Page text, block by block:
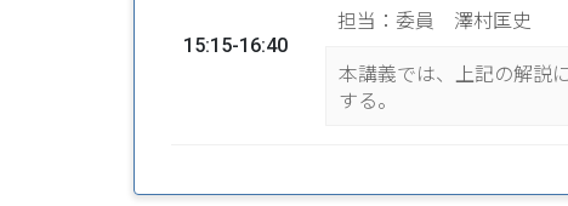
15:15-16:40
担当：委員 澤村匡史
本講義では、上記の解説
する。